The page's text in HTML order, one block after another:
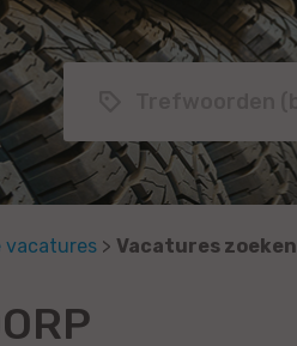
vacatures > Vacatures zoeken